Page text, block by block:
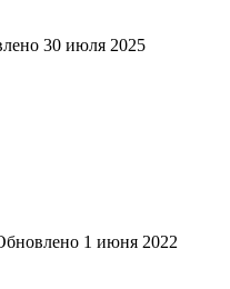
30 июля 2025
1 июня 2022